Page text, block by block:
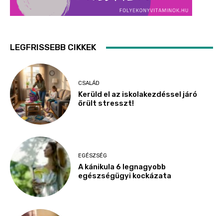
LEGFRISSEBB CIKKEK
CSALÁD
Kerüld el az iskolakezdéssel járó
őrült stresszt!
EGÉSZSÉG
A kánikula 6 legnagyobb
egészségügyi kockázata